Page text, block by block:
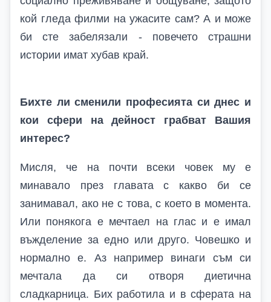
кой гледа филми на ужасите сам? А и може
би сте забелязали - повечето страшни
истории имат хубав край.
Бихте ли сменили професията си днес и
кои сфери на дейност грабват Вашия
интерес?
Мисля, че на почти всеки човек му е
минавало през главата с какво би се
занимавал, ако не с това, с което в момента.
Или понякога е мечтаел на глас и е имал
въжделение за едно или друго. Човешко и
нормално е. Аз например винаги съм си
мечтала да си отворя диетична
сладкарница. Бих работила и в сферата на